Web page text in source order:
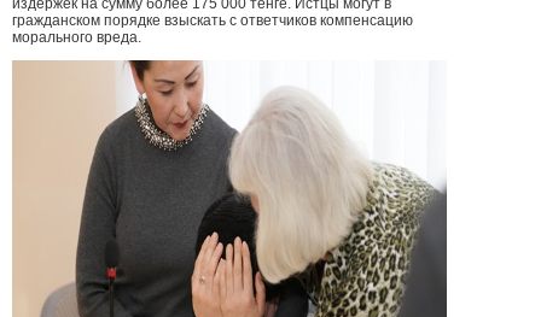
издержек на сумму более 175 000 тенге. Истцы могут в
гражданском порядке взыскать с ответчиков компенсацию
морального вреда.